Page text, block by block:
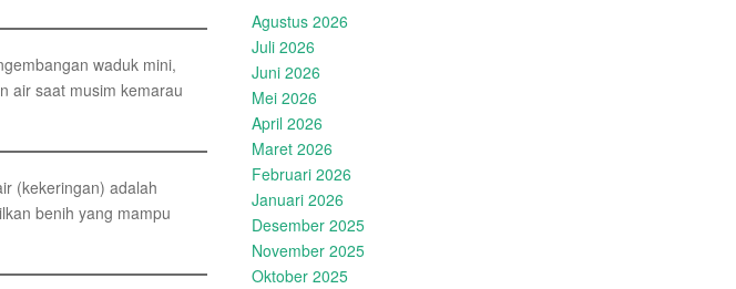
waduk mini,
air saat musim kemarau
(kekeringan) adalah
benih yang mampu
Agustus 2026
Juli 2026
Juni 2026
Mei 2026
April 2026
Maret 2026
Februari 2026
Januari 2026
Desember 2025
November 2025
Oktober 2025